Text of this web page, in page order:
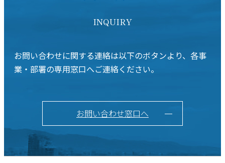
INQUIRY
お問い合わせに関する連絡は以下のボタンより、各事
業・部署の専用窓口へご連絡ください。
お問い合わせ窓口へ